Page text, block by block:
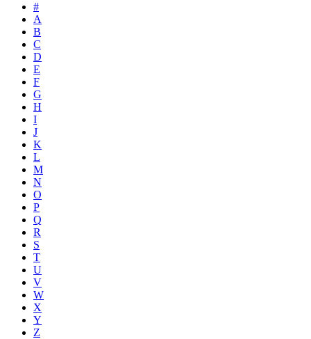
#
A
B
C
D
E
F
G
H
I
J
K
L
M
N
O
P
Q
R
S
T
U
V
W
X
Y
Z